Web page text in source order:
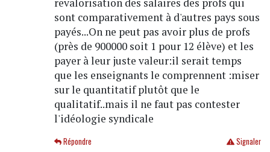
sont comparativement à d'autres pays sous
payés...On ne peut pas avoir plus de profs
(près de 900000 soit 1 pour 12 élève) et les
payer à leur juste valeur:il serait temps
que les enseignants le comprennent :miser
sur le quantitatif plutôt que le
qualitatif..mais il ne faut pas contester
l'idéologie syndicale
Signaler
Répondre